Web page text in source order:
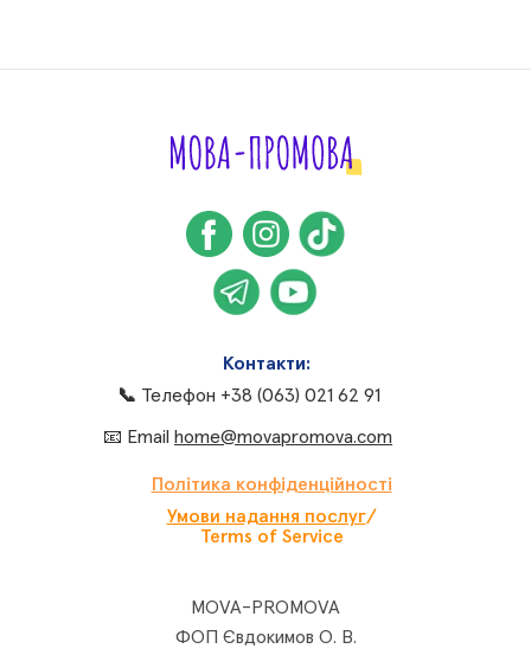
MOVA-PROMOVA
Умови надання послуг/
Terms of Service
Політика конфіденційності
ФОП Євдокимов О. В.
📞 Телефон +38 (063) 021 62 91
Контакти:
📧 Email home@movapromova.com